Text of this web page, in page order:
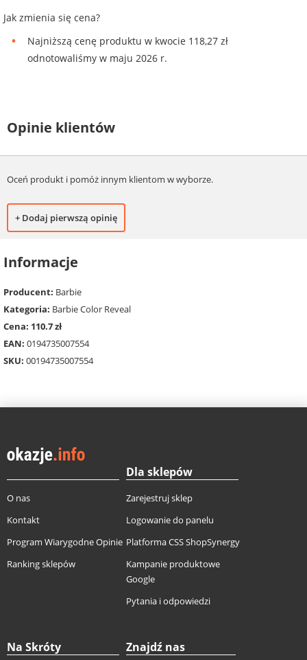
Jak zmienia się cena?
Najniższą cenę produktu w kwocie 118,27 zł
odnotowaliśmy w maju 2026 r.
Opinie klientów
Oceń produkt i pomóż innym klientom w wyborze.
+ Dodaj pierwszą opinię
Informacje
Producent: Barbie
Kategoria: Barbie Color Reveal
Cena: 110.7 zł
EAN: 0194735007554
SKU: 00194735007554
O nas
Kontakt
Program Wiarygodne Opinie
Ranking sklepów
Dla sklepów
Zarejestruj sklep
Logowanie do panelu
Platforma CSS ShopSynergy
Kampanie produktowe
Google
Pytania i odpowiedzi
Na Skróty Znajdź nas